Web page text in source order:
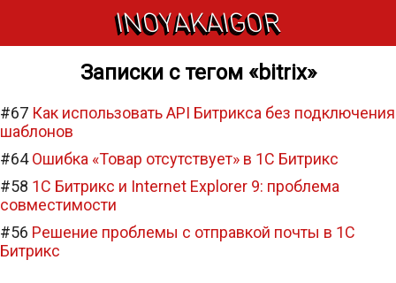
INOYAKAIGOR
Записки с тегом «bitrix»
#67 Как использовать API Битрикса без подключения
шаблонов
#64Ошибка «Товар отсутствует» в 1С Битрикс
#58 1С Битрикс и Internet Explorer 9: проблема
совместимости
#56 Решение проблемы с отправкой почты в 1C
Битрикс